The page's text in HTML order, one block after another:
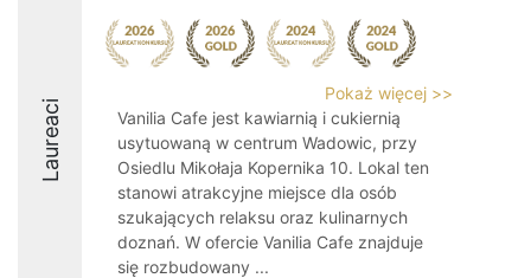
Laureaci
Pokaż więcej >>
Vanilia Cafe jest kawiarnią i cukiernią
usytuowaną w centrum Wadowic, przy
Osiedlu Mikołaja Kopernika 10. Lokal ten
stanowi atrakcyjne miejsce dla osób
szukających relaksu oraz kulinarnych
doznań. W ofercie Vanilia Cafe znajduje
się rozbudowany ...